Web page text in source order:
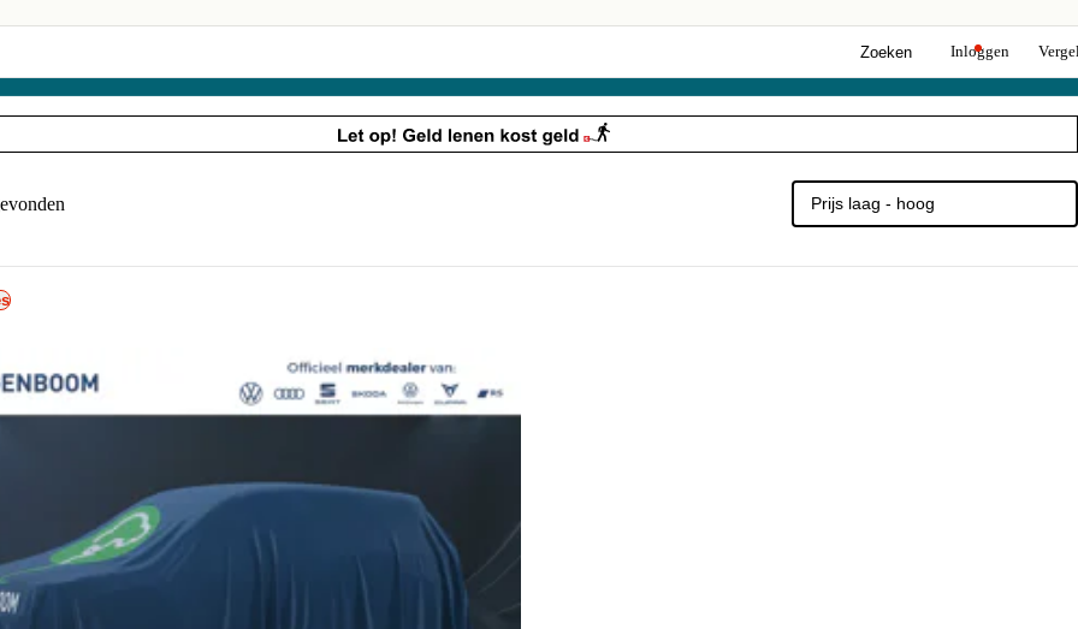
Zoeken Inloggen
Ruitservice